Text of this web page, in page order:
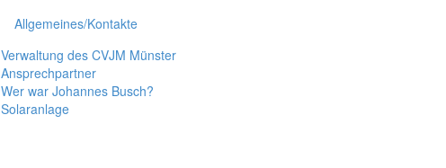
Allgemeines/Kontakte
Verwaltung des CVJM Münster
Ansprechpartner
Wer war Johannes Busch?
Solaranlage